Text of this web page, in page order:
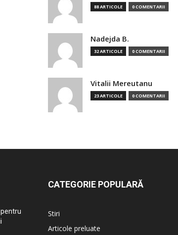
88 ARTICOLE 0 COMENTARII
Nadejda B.
32 ARTICOLE 0 COMENTARII
Vitalii Mereutanu
23 ARTICOLE 0 COMENTARII
CATEGORIE POPULARĂ
Stiri
Articole preluate